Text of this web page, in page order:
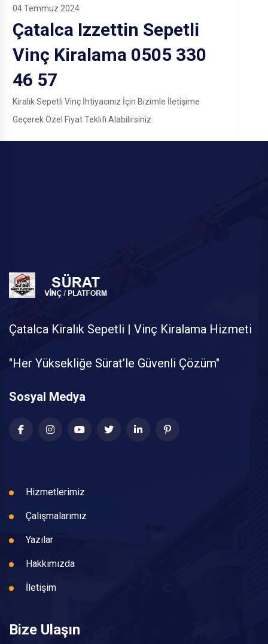
04 Temmuz 2024
Çatalca Izzettin Sepetli
Vinç Kiralama 0505 330
46 57
Kiralık Sepetli Vinç İhtiyacınız İçin Bizimle İletişime
Geçerek Özel Fiyat Teklifi Alabilirsiniz.
Çatalca Kiralık Sepetli | Vinç Kiralama Hizmeti
"Her Yüksekliğe Sürat’le Güvenli Çözüm"
Sosyal Medya
Hizmetlerimiz
Çalışmalarımız
Yazılar
Hakkımızda
İletişim
Bize Ulaşın